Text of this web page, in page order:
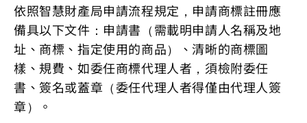
依照智慧財產局申請流程規定，申請商標註冊應
備具以下文件：申請書（需載明申請人名稱及地
址、商標、指定使用的商品）、清晰的商標圖
樣、規費、如委任商標代理人者，須檢附委任
書、簽名或蓋章（委任代理人者得僅由代理人簽
章）。